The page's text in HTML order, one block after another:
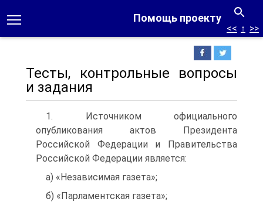
Помощь проекту
<< ↑ >>
Тесты, контрольные вопросы
и задания
1. Источником официального
опубликования актов Президента
Российской Федерации и Правительства
Российской Федерации является:
а) «Независимая газета»;
б) «Парламентская газета»;